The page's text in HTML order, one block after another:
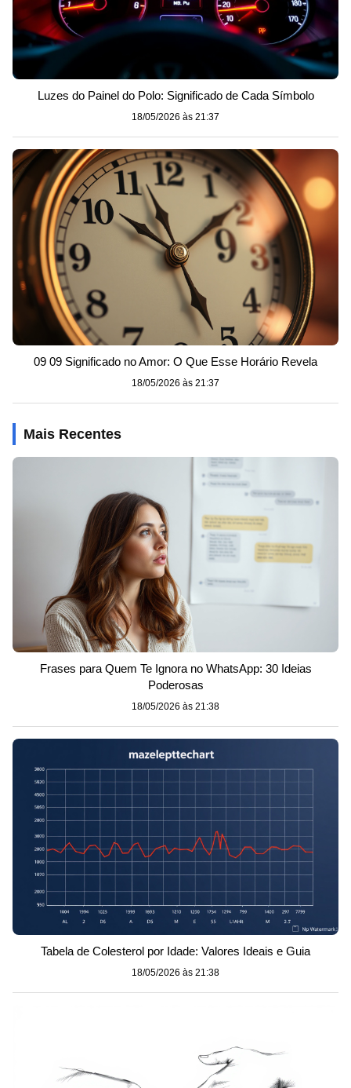
Luzes do Painel do Polo: Significado de Cada Símbolo
18/05/2026 às 21:37
09 09 Significado no Amor: O Que Esse Horário Revela
18/05/2026 às 21:37
Mais Recentes
Frases para Quem Te Ignora no WhatsApp: 30 Ideias
Poderosas
18/05/2026 às 21:38
Tabela de Colesterol por Idade: Valores Ideais e Guia
18/05/2026 às 21:38